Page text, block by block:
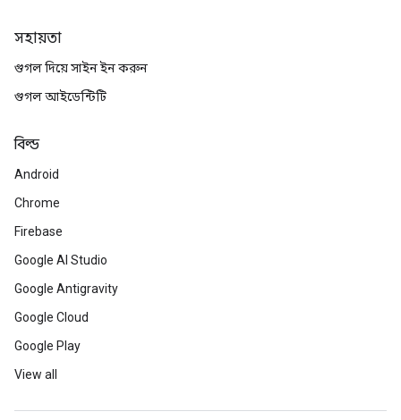
সহায়তা
গুগল দিয়ে সাইন ইন করুন
গুগল আইডেন্টিটি
বিল্ড
Android
Chrome
Firebase
Google AI Studio
Google Antigravity
Google Cloud
Google Play
View all